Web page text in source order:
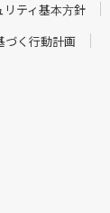
リティ基本方針
づく行動計画